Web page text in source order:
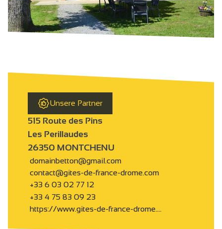
Unsere Partner
515 Route des Pins
Les Perillaudes
26350 MONTCHENU
domainbetton@gmail.com
contact@gites-de-france-drome.com
+33 6 03 02 77 12
+33 4 75 83 09 23
https://www.gites-de-france-drome.…